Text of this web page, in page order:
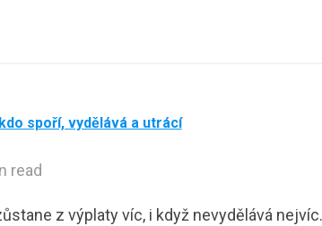
spoří, vydělává a utrácí
read
z výplaty víc, i když nevydělává